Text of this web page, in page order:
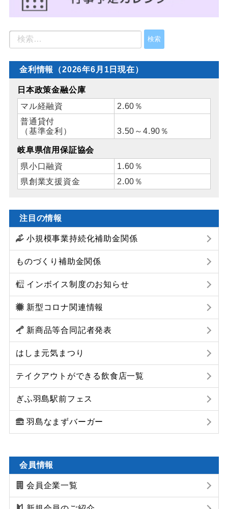
金利情報（2026年6月1日現在）
日本政策金融公庫
マル経融資
2.60％
普通貸付
（基準金利）
3.50～4.90％
岐阜県信用保証協会
県小口融資
1.60％
県創業支援資金
2.00％
注目の情報
小規模事業持続化補助金関係
ものづくり補助金関係
インボイス制度のお知らせ
新型コロナ関連情報
新商品等合同記者発表
はしま元気まつり
テイクアウトができる飲食店一覧
ぎふ羽島駅前フェス
羽島なまずバーガー
会員情報
会員企業一覧